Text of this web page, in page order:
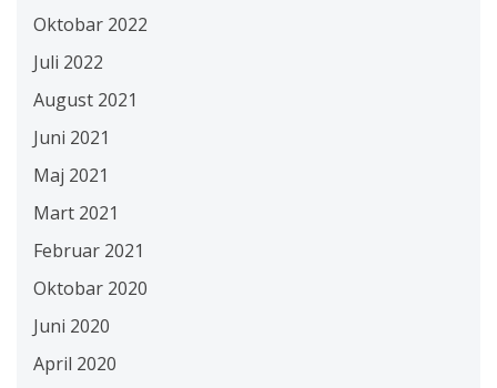
Oktobar 2022
Juli 2022
August 2021
Juni 2021
Maj 2021
Mart 2021
Februar 2021
Oktobar 2020
Juni 2020
April 2020